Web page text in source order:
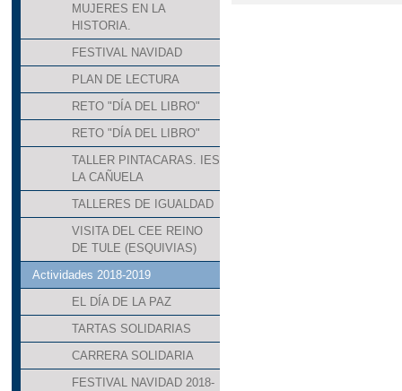
MUJERES EN LA
HISTORIA.
FESTIVAL NAVIDAD
PLAN DE LECTURA
RETO "DÍA DEL LIBRO"
RETO "DÍA DEL LIBRO"
TALLER PINTACARAS. IES
LA CAÑUELA
TALLERES DE IGUALDAD
VISITA DEL CEE REINO
DE TULE (ESQUIVIAS)
Actividades 2018-2019
EL DÍA DE LA PAZ
TARTAS SOLIDARIAS
CARRERA SOLIDARIA
FESTIVAL NAVIDAD 2018-